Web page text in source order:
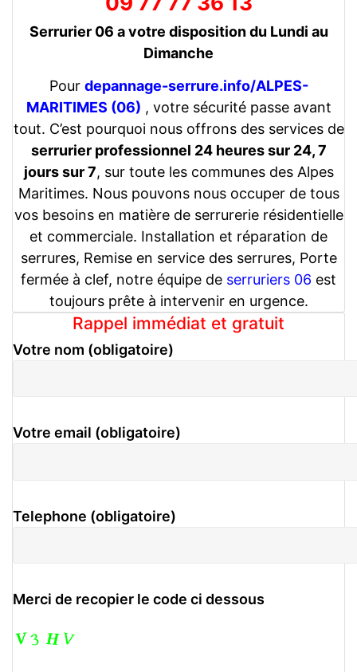
Serrurier 06 a votre disposition du Lundi au
Dimanche
Pour depannage-serrure.info/ALPES-
MARITIMES (06) , votre sécurité passe avant
tout. C’est pourquoi nous offrons des services de
serrurier professionnel 24 heures sur 24, 7
jours sur 7, sur toute les communes des Alpes
Maritimes. Nous pouvons nous occuper de tous
vos besoins en matière de serrurerie résidentielle
et commerciale. Installation et réparation de
serrures, Remise en service des serrures, Porte
fermée à clef, notre équipe de serruriers 06 est
toujours prête à intervenir en urgence.
Rappel immédiat et gratuit
Votre nom (obligatoire)
Votre email (obligatoire)
Telephone (obligatoire)
Merci de recopier le code ci dessous